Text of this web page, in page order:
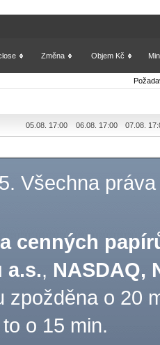
Změna Objem Kč
05.08. 17:00 06.08. 17:00 07.08.
Všechna práva
cenných
a.s., NASDAQ,
zpožděna o 20
o 15 min.